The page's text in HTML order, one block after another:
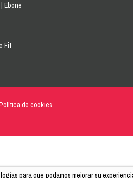
para que podamos mejorar su
Ebone
Fit
de cookies